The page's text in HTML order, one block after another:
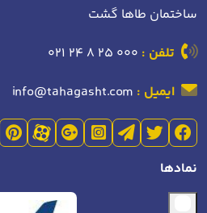
ساختمان طاها گشت
تلفن : 021 24 8 25 000
ایمیل : info@tahagasht.com
نمادها